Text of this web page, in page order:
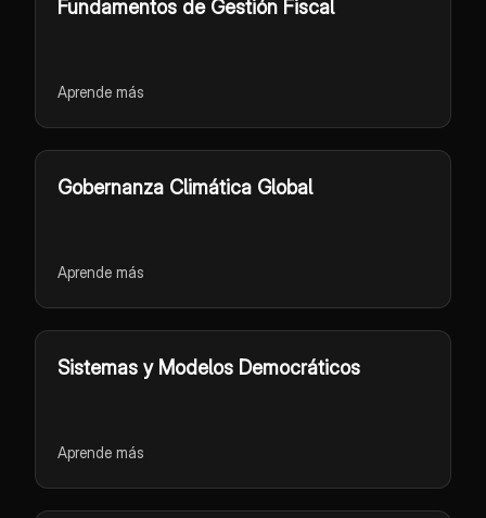
Fundamentos de Gestión Fiscal
Aprende más
Gobernanza Climática Global
Aprende más
Sistemas y Modelos Democráticos
Aprende más